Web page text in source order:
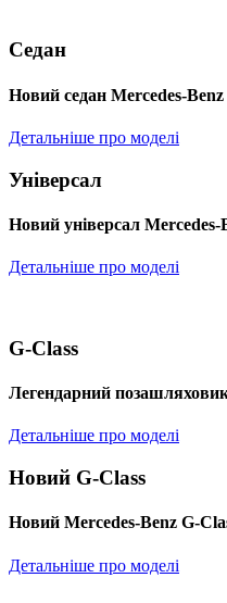
Седан
Новий седан Mercedes-
Детальніше про моделі
Універсал
Новий універсал
Детальніше про моделі
G-Class
Легендарний
Детальніше про моделі
Новий G-Class
Новий Mercedes-Benz G-
Детальніше про моделі